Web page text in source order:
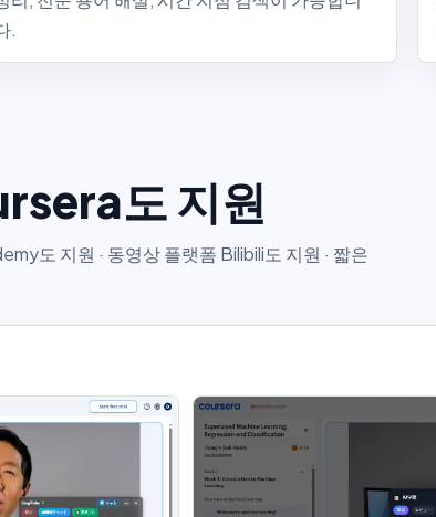
.
도 지원
도 지원 · 동영상 플랫폼 Bilibili도 지원 · 짧은